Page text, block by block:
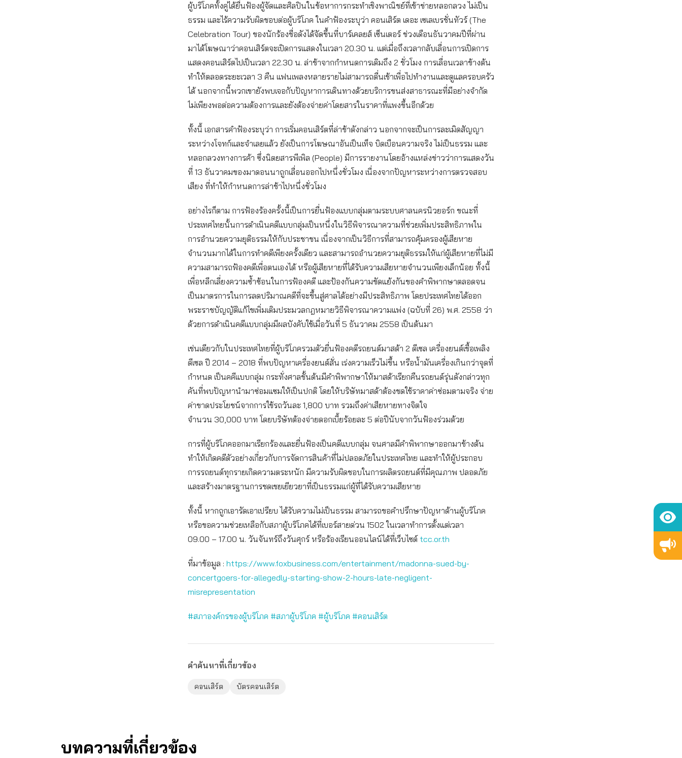
ผู้บริโภคทั้งคู่ได้ยื่นฟ้องผู้จัดและศิลปินในข้อหาการกระทำเชิงพาณิชย์ที่เข้าข่ายหลอกลวง ไม่เป็น
ธรรม และไร้ความรับผิดชอบต่อผู้บริโภค ในคำฟ้องระบุว่า คอนเสิร์ต เดอะ เซเลเบรชั่นทัวร์ (The
Celebration Tour) ของนักร้องชื่อดังได้จัดขึ้นที่บาร์เคลยส์ เซ็นเตอร์ ช่วงเดือนธันวาคมปีที่ผ่าน
มาได้โฆษณาว่าคอนเสิร์ตจะเปิดการแสดงในเวลา 20.30 น. แต่เมื่อถึงเวลากลับเลื่อนการเปิดการ
แสดงคอนเสิร์ตไปเป็นเวลา 22.30 น. ล่าช้าจากกำหนดการเดิมถึง 2 ชั่วโมง การเลื่อนเวลาข้างต้น
ทำให้ตลอดระยะเวลา 3 คืน แฟนเพลงหลายรายไม่สามารถตื่นเช้าเพื่อไปทำงานและดูแลครอบครัว
ได้ นอกจากนี้พวกเขายังพบเจอกับปัญหาการเดินทางด้วยบริการขนส่งสาธารณะที่มีอย่างจำกัด
ไม่เพียงพอต่อความต้องการและยังต้องจ่ายค่าโดยสารในราคาที่แพงขึ้นอีกด้วย
ทั้งนี้ เอกสารคำฟ้องระบุว่า การเริ่มคอนเสิร์ตที่ล่าช้าดังกล่าว นอกจากจะเป็นการละเมิดสัญญา
ระหว่างโจทก์และจำเลยแล้ว ยังเป็นการโฆษณาอันเป็นเท็จ บิดเบือนความจริง ไม่เป็นธรรม และ
หลอกลวงทางการค้า ซึ่งนิตยสารพีเพิล (People) มีการรายงานโดยอ้างแหล่งข่าวว่าการแสดงวัน
ที่ 13 ธันวาคมของมาดอนนาถูกเลื่อนออกไปหนึ่งชั่วโมง เนื่องจากปัญหาระหว่างการตรวจสอบ
เสียง ที่ทําให้กําหนดการล่าช้าไปหนึ่งชั่วโมง
อย่างไรก็ตาม การฟ้องร้องครั้งนี้เป็นการยื่นฟ้องแบบกลุ่มตามระบบศาลนครนิวยอร์ก ขณะที่
ประเทศไทยนั้นการดำเนินคดีแบบกลุ่มเป็นหนึ่งในวิธีพิจารณาความที่ช่วยเพิ่มประสิทธิภาพใน
การอำนวยความยุติธรรมให้กับประชาชน เนื่องจากเป็นวิธีการที่สามารถคุ้มครองผู้เสียหาย
จำนวนมากได้ในการทำคดีเพียงครั้งเดียว และสามารถอำนวยความยุติธรรมให้แก่ผู้เสียหายที่ไม่มี
ความสามารถฟ้องคดีเพื่อตนเองได้ หรือผู้เสียหายที่ได้รับความเสียหายจำนวนเพียงเล็กน้อย ทั้งนี้
เพื่อหลีกเลี่ยงความซ้ำซ้อนในการฟ้องคดี และป้องกันความขัดแย้งกันของคำพิพากษาตลอดจน
เป็นมาตรการในการลดปริมาณคดีที่จะขึ้นสู่ศาลได้อย่างมีประสิทธิภาพ โดยประเทศไทยได้ออก
พระราชบัญญัติแก้ไขเพิ่มเติมประมวลกฎหมายวิธีพิจารณาความแพ่ง (ฉบับที่ 26) พ.ศ. 2558 ว่า
ด้วยการดำเนินคดีแบบกลุ่มมีผลบังคับใช้เมื่อวันที่ 5 ธันวาคม 2558 เป็นต้นมา
เช่นเดียวกับในประเทศไทยที่ผู้บริโภครวมตัวยื่นฟ้องคดีรถยนต์มาสด้า 2 ดีเซล เครื่องยนต์เชื้อเพลิง
ดีเซล ปี 2014 – 2018 ที่พบปัญหาเครื่องยนต์สั่น เร่งความเร็วไม่ขึ้น หรือน้ำมันเครื่องเกินกว่าจุดที่
กำหนด เป็นคคีแบบกลุ่ม กระทั่งศาลชั้นต้นมีคำพิพากษาให้มาสด้าเรียกคืนรถยนต์รุ่นดังกล่าวทุก
คันที่พบปัญหานำมาซ่อมแซมให้เป็นปกติ โดยให้บริษัทมาสด้าต้องชดใช้ราคาค่าซ่อมตามจริง จ่าย
ค่าขาดประโยชน์จากการใช้รถวันละ 1,800 บาท รวมถึงค่าเสียหายทางจิตใจ
จำนวน 30,000 บาท โดยบริษัทต้องจ่ายดอกเบี้ยร้อยละ 5 ต่อปีนับจากวันฟ้องร่วมด้วย
การที่ผู้บริโภคออกมาเรียกร้องและยื่นฟ้องเป็นคดีแบบกลุ่ม จนศาลมีคำพิพากษาออกมาข้างต้น
ทำให้เกิดคดีตัวอย่างเกี่ยวกับการจัดการสินค้าที่ไม่ปลอดภัยในประเทศไทย และทำให้ผู้ประกอบ
การรถยนต์ทุกรายเกิดความตระหนัก มีความรับผิดชอบในการผลิตรถยนต์ที่มีคุณภาพ ปลอดภัย
และสร้างมาตรฐานการชดเชยเยียวยาที่เป็นธรรมแก่ผู้ที่ได้รับความเสียหาย
ทั้งนี้ หากถูกเอารัดเอาเปรียบ ได้รับความไม่เป็นธรรม สามารถขอคำปรึกษาปัญหาด้านผู้บริโภค
หรือขอความช่วยเหลือกับสภาผู้บริโภคได้ที่เบอร์สายด่วน 1502 ในเวลาทำการตั้งแต่เวลา
09.00 – 17.00 น. วันจันทร์ถึงวันศุกร์ หรือร้องเรียนออนไลน์ได้ที่เว็บไซต์ tcc.or.th
ที่มาข้อมูล : https://www.foxbusiness.com/entertainment/madonna-sued-by-
concertgoers-for-allegedly-starting-show-2-hours-late-negligent-
misrepresentation
#สภาองค์กรของผู้บริโภค #สภาผู้บริโภค #ผู้บริโภค #คอนเสิร์ต
คำค้นหาที่เกี่ยวข้อง
คอนเสิร์ต บัตรคอนเสิร์ต
บทความที่เกี่ยวข้อง